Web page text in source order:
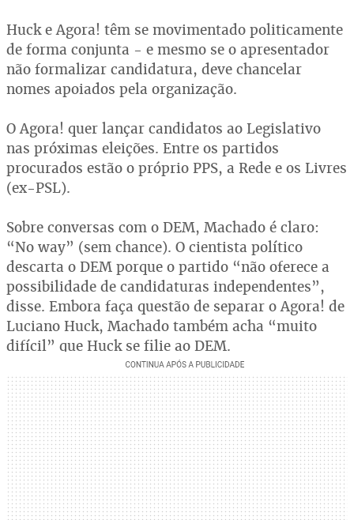
Huck e Agora! têm se movimentado politicamente
de forma conjunta - e mesmo se o apresentador
não formalizar candidatura, deve chancelar
nomes apoiados pela organização.
O Agora! quer lançar candidatos ao Legislativo
nas próximas eleições. Entre os partidos
procurados estão o próprio PPS, a Rede e os Livres
(ex-PSL).
Sobre conversas com o DEM, Machado é claro:
“No way” (sem chance). O cientista político
descarta o DEM porque o partido “não oferece a
possibilidade de candidaturas independentes”,
disse. Embora faça questão de separar o Agora! de
Luciano Huck, Machado também acha “muito
difícil” que Huck se filie ao DEM.